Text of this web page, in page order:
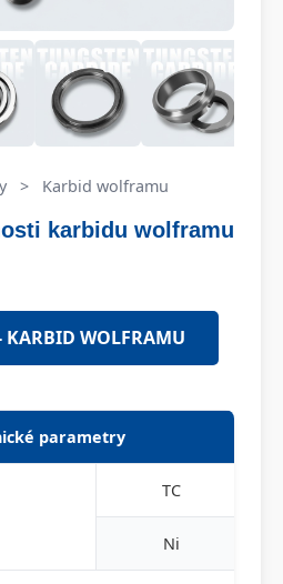
> Karbid wolframu
karbidu wolframu
KARBID WOLFRAMU
parametry
TC
Ni